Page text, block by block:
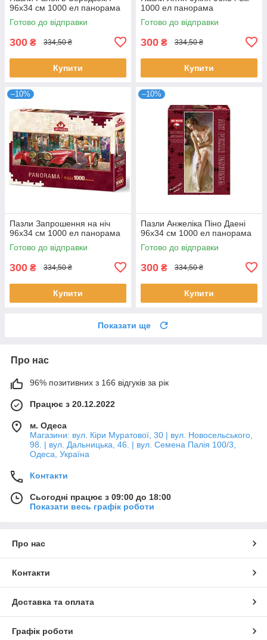
96х34 см 1000 ел панорама
Готово до відправки
300 ₴ 334,50 ₴
Купити
1000 ел панорама
Готово до відправки
300 ₴ 334,50 ₴
Купити
–10%
Пазли Запрошення на ніч
96х34 см 1000 ел панорама
Готово до відправки
300 ₴ 334,50 ₴
Купити
–10%
Пазли Анжеліка Піно Даені
96х34 см 1000 ел панорама
Готово до відправки
300 ₴ 334,50 ₴
Купити
Показати ще
Про нас
96% позитивних з 166 відгуків за рік
Працює з 20.12.2022
м. Одеса
Магазини: вул. Кіри Муратової, 30 | вул. Новосельського,
98. | вул. Дальницька, 46. | вул. Семена Палія 100/3,
Одеса, Україна
Контакти
Сьогодні працює з 09:00 до 18:00
Показати весь графік роботи
Про нас
Контакти
Доставка та оплата
Графік роботи